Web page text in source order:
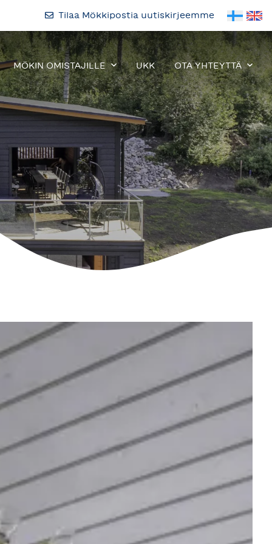
Tilaa Mökkipostia uutiskirjeemme
MÖKIN OMISTAJILLE UKK OTA YHTEYTTÄ